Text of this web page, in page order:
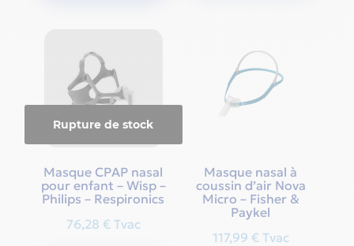
Rupture de stock
Masque CPAP nasal
pour enfant – Wisp –
Philips – Respironics
76,28 € Tvac
Masque nasal à
coussin d’air Nova
Micro – Fisher &
Paykel
117,99 € Tvac